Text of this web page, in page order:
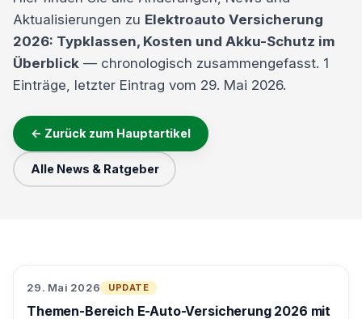
Aktualisierungen zu Elektroauto Versicherung
2026: Typklassen, Kosten und Akku-Schutz im
Überblick — chronologisch zusammengefasst. 1
Einträge, letzter Eintrag vom 29. Mai 2026.
← Zurück zum Hauptartikel
Alle News & Ratgeber
29. Mai 2026 UPDATE
Themen-Bereich E-Auto-Versicherung 2026 mit